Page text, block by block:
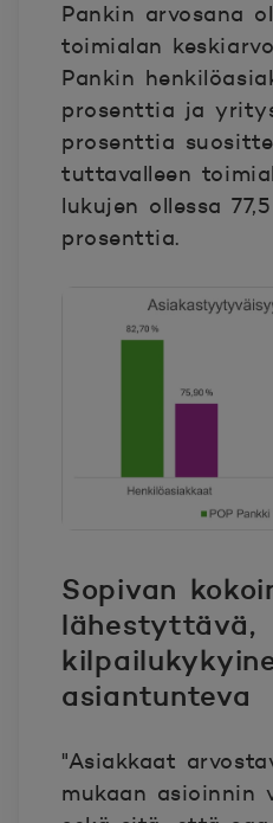
Pankin arvosana
toimialan
Pankin
prosenttia ja
prosenttia
tuttavalleen
lukujen ollessa
prosenttia.
Sopivan
lähestyttävä,
asiantunteva
"Asiakkaat
mukaan asioinnin